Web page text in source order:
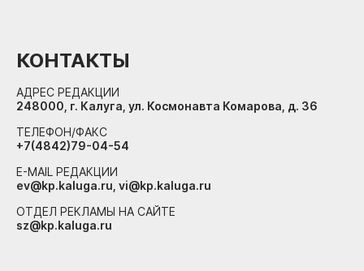
КОНТАКТЫ
АДРЕС РЕДАКЦИИ
248000, г. Калуга, ул. Космонавта Комарова, д. 36
ТЕЛЕФОН/ФАКС
+7(4842)79-04-54
E-MAIL РЕДАКЦИИ
ev@kp.kaluga.ru, vi@kp.kaluga.ru
ОТДЕЛ РЕКЛАМЫ НА САЙТЕ
sz@kp.kaluga.ru